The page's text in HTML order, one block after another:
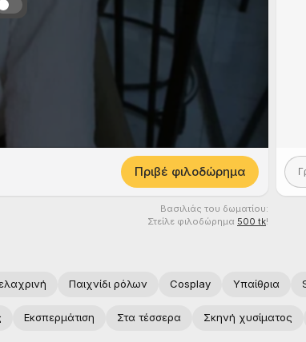
Πριβέ φιλοδώρημα
Βασιλιάς του δωματίου:
Στείλε φιλοδώρημα 500 tk!
Παιχνίδι ρόλων Cosplay Υπαίθρια
Εκσπερμάτιση Στα τέσσερα Σκηνή χυσίματος